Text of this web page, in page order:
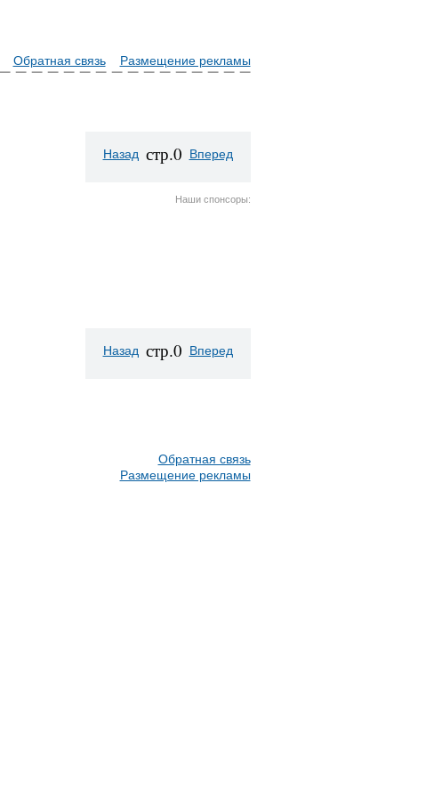
Обратная связь Размещение рекламы
Назад стр.0 Вперед
Наши спонсоры:
Назад стр.0 Вперед
Обратная связь
Размещение рекламы